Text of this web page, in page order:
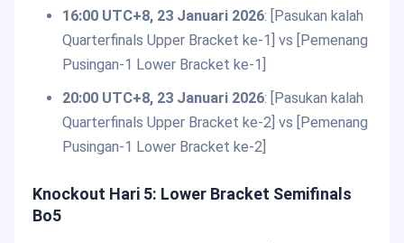
16:00 UTC+8, 23 Januari 2026: [Pasukan kalah
Quarterfinals Upper Bracket ke-1] vs [Pemenang
Pusingan-1 Lower Bracket ke-1]
20:00 UTC+8, 23 Januari 2026: [Pasukan kalah
Quarterfinals Upper Bracket ke-2] vs [Pemenang
Pusingan-1 Lower Bracket ke-2]
Knockout Hari 5: Lower Bracket Semifinals
Bo5